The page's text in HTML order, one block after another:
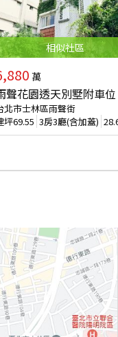
相似社區
萬
聲花園透天別墅附車位
北市士林區雨聲街
坪69.55 3房3廳(含加蓋)